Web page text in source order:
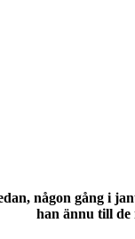
någon gång i
han ännu till de